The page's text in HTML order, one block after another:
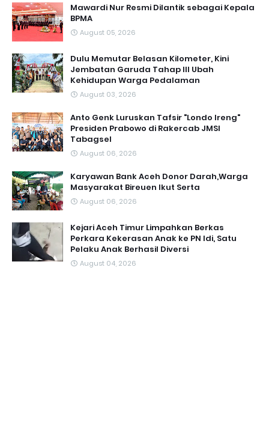
Mawardi Nur Resmi Dilantik sebagai Kepala
BPMA
August 05, 2026
Dulu Memutar Belasan Kilometer, Kini
Jembatan Garuda Tahap III Ubah
Kehidupan Warga Pedalaman ‎
August 03, 2026
Anto Genk Luruskan Tafsir "Londo Ireng"
Presiden Prabowo di Rakercab JMSI
Tabagsel
August 06, 2026
Karyawan Bank Aceh Donor Darah,Warga
Masyarakat Bireuen Ikut Serta
August 06, 2026
Kejari Aceh Timur Limpahkan Berkas
Perkara Kekerasan Anak ke PN Idi, Satu
Pelaku Anak Berhasil Diversi
August 04, 2026